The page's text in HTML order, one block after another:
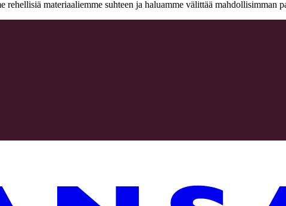
materiaaliemme suhteen ja haluamme välittää mahdollisimman